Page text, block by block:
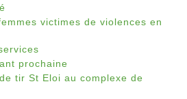
victimes de violences en
prochaine
tir St Eloi au complexe de